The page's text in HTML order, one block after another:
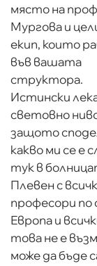
място на
Мургова и
екип, които
във вашата
структора.
Истински
световно
защото
какво ми се е
тук в
Плевен с
професори по
Европа и
това не е
може да бъде